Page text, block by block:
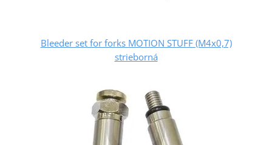
Bleeder set for forks MOTION STUFF (M4x0,7)
strieborná